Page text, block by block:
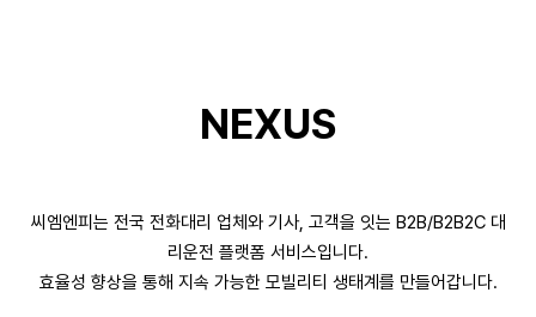
NEXUS
씨엠엔피는 전국 전화대리 업체와 기사, 고객을 잇는 B2B/B2B2C 대
리운전 플랫폼 서비스입니다.
효율성 향상을 통해 지속 가능한 모빌리티 생태계를 만들어갑니다.